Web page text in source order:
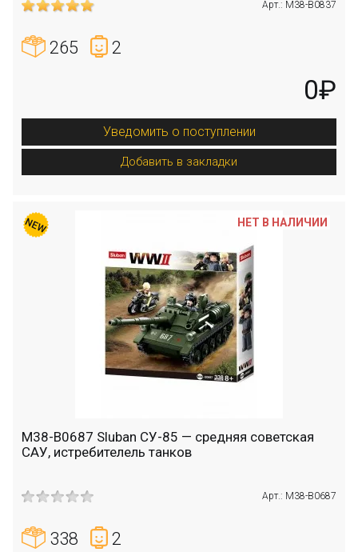
Арт.: M38-B0837
265 2
0₽
Уведомить о поступлении
Добавить в закладки
M38-B0687 Sluban СУ-85 — средняя советская
САУ, истребителель танков
Арт.: M38-B0687
338 2
НЕТ В НАЛИЧИИ